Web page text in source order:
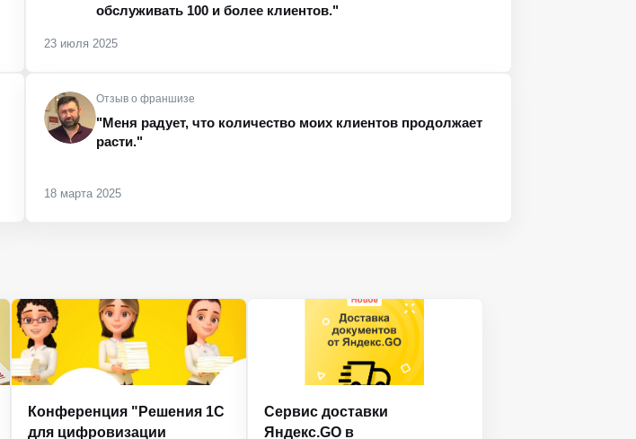
обслуживать 100 и более клиентов."
23 июля 2025
Отзыв о франшизе
"Меня радует, что количество моих клиентов продолжает
расти."
18 марта 2025
Конференция "Решения 1С
для цифровизации
Сервис доставки
Яндекс.GO в